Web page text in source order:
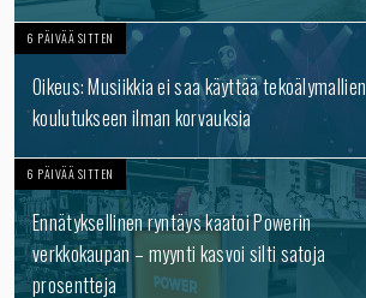
6 PÄIVÄÄ SITTEN
Oikeus: Musiikkia ei saa käyttää tekoälymallien
koulutukseen ilman korvauksia
6 PÄIVÄÄ SITTEN
Ennätyksellinen ryntäys kaatoi Powerin
verkkokaupan – myynti kasvoi silti satoja
prosentteja